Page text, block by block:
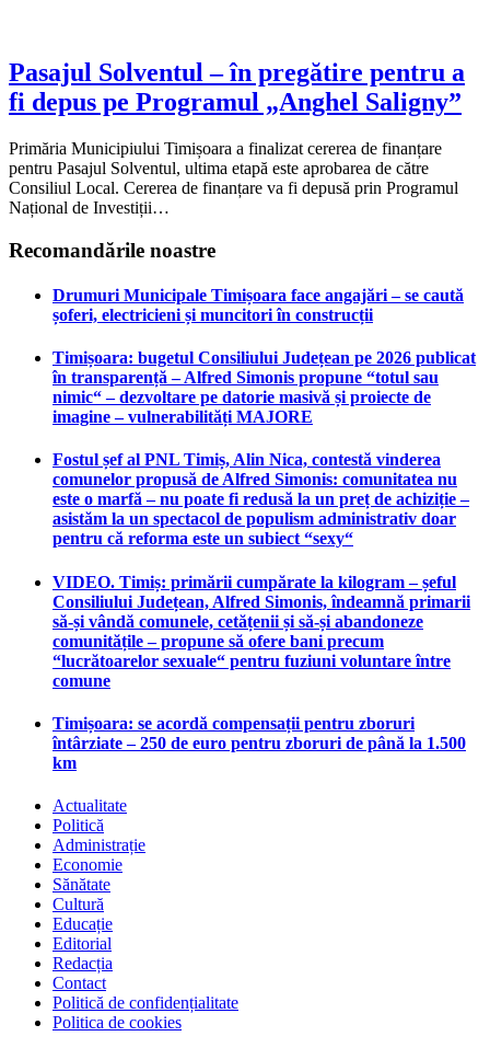
Pasajul Solventul – în pregătire pentru a
fi depus pe Programul „Anghel Saligny”
Primăria Municipiului Timișoara a finalizat cererea de finanțare
pentru Pasajul Solventul, ultima etapă este aprobarea de către
Consiliul Local. Cererea de finanțare va fi depusă prin Programul
Național de Investiții…
Recomandările noastre
Drumuri Municipale Timișoara face angajări – se caută
șoferi, electricieni și muncitori în construcții
Timișoara: bugetul Consiliului Județean pe 2026 publicat
în transparență – Alfred Simonis propune “totul sau
nimic“ – dezvoltare pe datorie masivă și proiecte de
imagine – vulnerabilități MAJORE
Fostul șef al PNL Timiș, Alin Nica, contestă vinderea
comunelor propusă de Alfred Simonis: comunitatea nu
este o marfă – nu poate fi redusă la un preț de achiziție –
asistăm la un spectacol de populism administrativ doar
pentru că reforma este un subiect “sexy“
VIDEO. Timiș: primării cumpărate la kilogram – șeful
Consiliului Județean, Alfred Simonis, îndeamnă primarii
să-și vândă comunele, cetățenii și să-și abandoneze
comunitățile – propune să ofere bani precum
“lucrătoarelor sexuale“ pentru fuziuni voluntare între
comune
Timișoara: se acordă compensații pentru zboruri
întârziate – 250 de euro pentru zboruri de până la 1.500
km
Actualitate
Politică
Administrație
Economie
Sănătate
Cultură
Educație
Editorial
Redacția
Contact
Politică de confidențialitate
Politica de cookies